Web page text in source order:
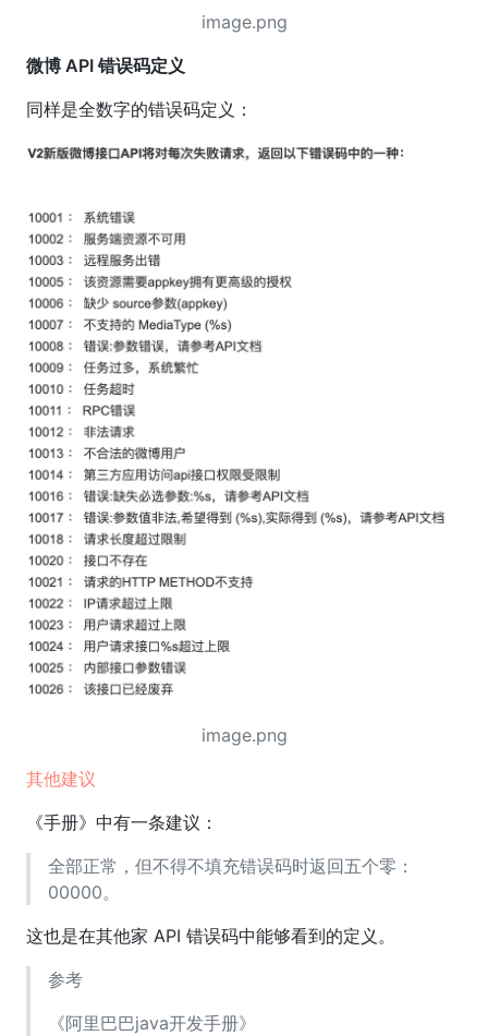
image.png
微博 API 错误码定义
同样是全数字的错误码定义：
image.png
其他建议
《手册》中有一条建议：
全部正常，但不得不填充错误码时返回五个零：
00000。
这也是在其他家 API 错误码中能够看到的定义。
参考
《阿里巴巴java开发手册》